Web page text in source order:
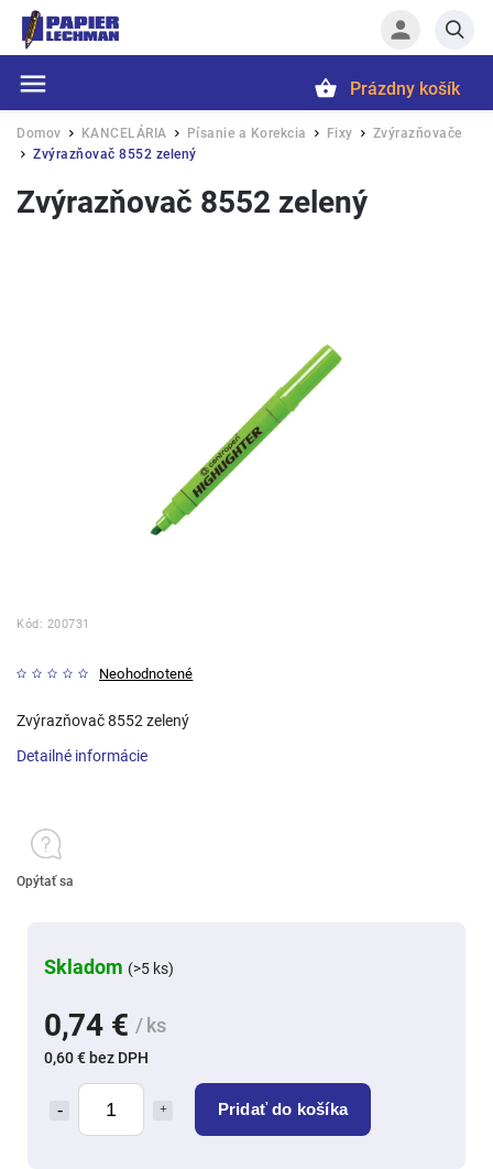
Hľadať
Prázdny košík
Domov / KANCELÁRIA / Písanie a Korekcia / Fixy /
Zvýrazňovače
/
Zvýrazňovač 8552 zelený
Zvýrazňovač 8552 zelený
Kód: 200731
Neohodnotené
0,74 € / ks
0,60 € bez DPH
Pridať do košíka
Skladom (>5 ks)
Zvýrazňovač 8552 zelený
Detailné informácie
Opýtať sa